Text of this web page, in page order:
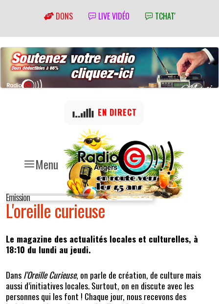
DONS LIVE VIDÉO TCHAT'
Menu
EN DIRECT
Emission
L'oreille curieuse
Le magazine des actualités locales et culturelles, à
18:10 du lundi au jeudi.
Dansl’Oreille Curieuse, on parle de création, de culture mais
aussi d’initiatives locales. Surtout, on en discute avec les
personnes qui les font ! Chaque jour, nous recevons des